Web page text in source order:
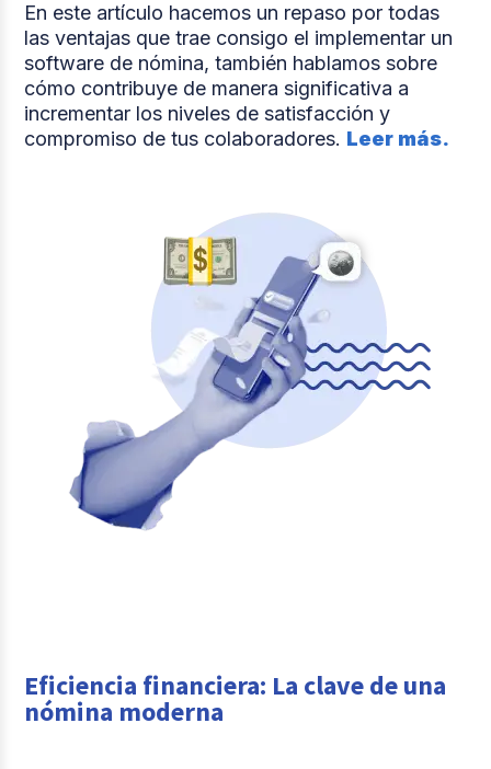
En este artículo hacemos un repaso por todas
las ventajas que trae consigo el implementar un
software de nómina, también hablamos sobre
cómo contribuye de manera significativa a
incrementar los niveles de satisfacción y
compromiso de tus colaboradores. Leer más.
Eficiencia financiera: La clave de una
nómina moderna